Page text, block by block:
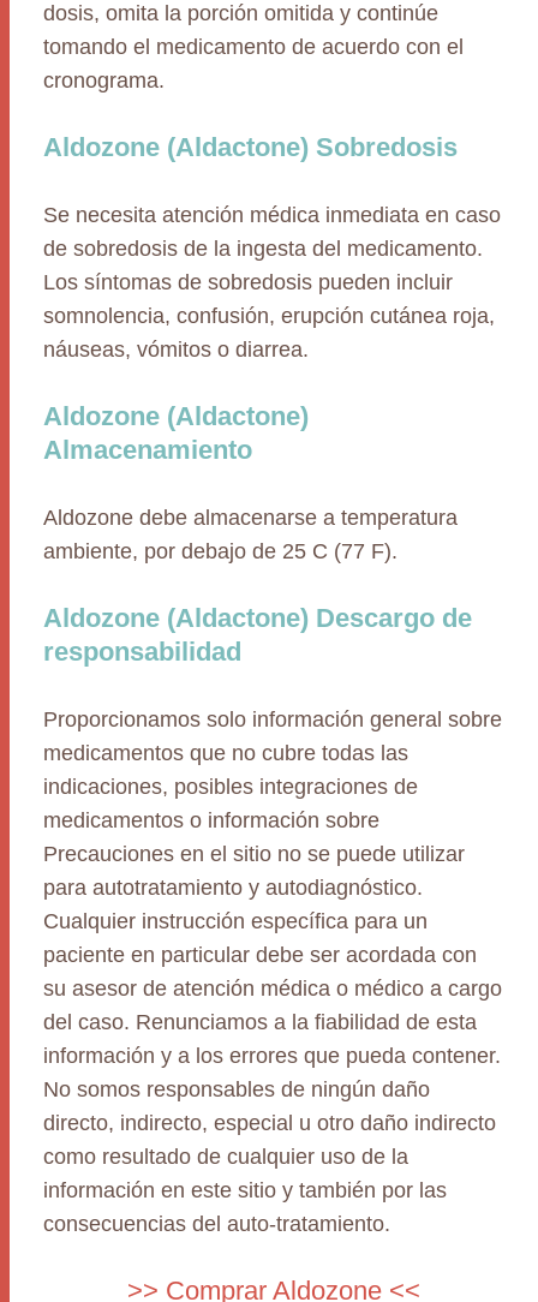
dosis, omita la porción omitida y continúe
tomando el medicamento de acuerdo con el
cronograma.
Aldozone (Aldactone) Sobredosis
Se necesita atención médica inmediata en caso
de sobredosis de la ingesta del medicamento.
Los síntomas de sobredosis pueden incluir
somnolencia, confusión, erupción cutánea roja,
náuseas, vómitos o diarrea.
Aldozone (Aldactone)
Almacenamiento
Aldozone debe almacenarse a temperatura
ambiente, por debajo de 25 C (77 F).
Aldozone (Aldactone) Descargo de
responsabilidad
Proporcionamos solo información general sobre
medicamentos que no cubre todas las
indicaciones, posibles integraciones de
medicamentos o información sobre
Precauciones en el sitio no se puede utilizar
para autotratamiento y autodiagnóstico.
Cualquier instrucción específica para un
paciente en particular debe ser acordada con
su asesor de atención médica o médico a cargo
del caso. Renunciamos a la fiabilidad de esta
información y a los errores que pueda contener.
No somos responsables de ningún daño
directo, indirecto, especial u otro daño indirecto
como resultado de cualquier uso de la
información en este sitio y también por las
consecuencias del auto-tratamiento.
>> Comprar Aldozone <<